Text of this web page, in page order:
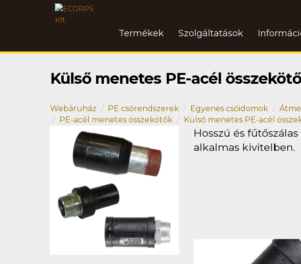
Termékek Szolgáltatások
Külső menetes PE-acél
Webáruház PE csőrendszerek Egyenes csőidomok
PE-acél menetes összekötők
Külső menetes PE-acél
Hosszú és
alkalmas kivitelben.